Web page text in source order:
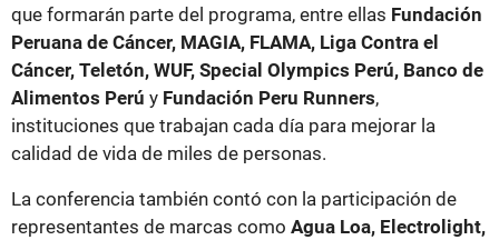
que formarán parte del programa, entre ellas Fundación
Peruana de Cáncer, MAGIA, FLAMA, Liga Contra el
Cáncer, Teletón, WUF, Special Olympics Perú, Banco de
Alimentos Perú y Fundación Peru Runners,
instituciones que trabajan cada día para mejorar la
calidad de vida de miles de personas.
La conferencia también contó con la participación de
representantes de marcas como Agua Loa, Electrolight,